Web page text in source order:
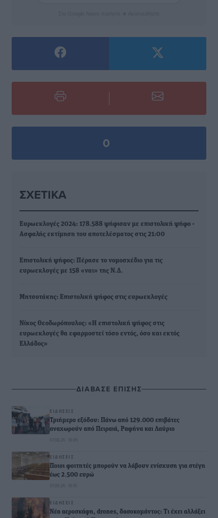
0
ΣΧΕΤΙΚΆ
Ευρωεκλογές 2024: 178.588 ψήφισαν με επιστολική ψήφο -
Ασφαλής εκτίμηση του αποτελέσματος στις 21:00
Επιστολική ψήφος: Πέρασε το νομοσχέδιο για τις
ευρωεκλογές με 158 «ναι» της Ν.Δ.
Μητσοτάκης: Επιστολική ψήφος στις ευρωεκλογές
Νίκος Θεοδωρόπουλος: «Η επιστολική ψήφος στις
ευρωεκλογές θα εφαρμοστεί τόσο εντός, όσο και εκτός
Ελλάδος»
ΔΙΑΒΑΣΕ ΕΠΙΣΗΣ
ΕΙΔΉΣΕΙΣ
Τριήμερο εξόδου: Πάνω από 129.000 επιβάτες
αναχωρούν από Πειραιά, Ραφήνα και Λαύριο
07.08.26 · 18:45
ΕΙΔΉΣΕΙΣ
Ποιοι φοιτητές μπορούν να λάβουν ενίσχυση για στέγη
έως 2.500 ευρώ
07.08.26 · 18:10
ΕΙΔΉΣΕΙΣ
Νέα αεροσκάφη, drones, δασοκομάντος: Τι έχει αλλάξει